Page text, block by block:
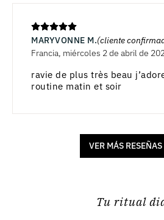
MARYVONNE M.(cliente
Francia, miércoles 2 de abril de
ravie de plus très beau
routine matin et soir
VER MÁS
Tu ritual